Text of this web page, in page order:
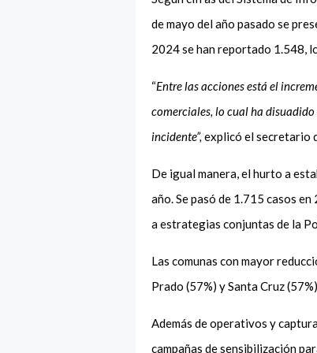
de mayo del año pasado se
2024 se han reportado 1.548,
“Entre las acciones está el
comerciales, lo cual ha
incidente”, explicó el secretario
De igual manera, el hurto a
año. Se pasó de 1.715 casos
a estrategias conjuntas de la
Las comunas con mayor
Prado (57%) y Santa Cruz
Además de operativos y
campañas de sensibilización